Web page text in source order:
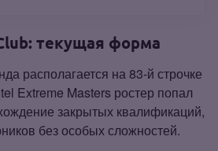
текущая форма
располагается на 83‑й строчке
Extreme Masters ростер попал
закрытых квалификаций,
без особых сложностей.